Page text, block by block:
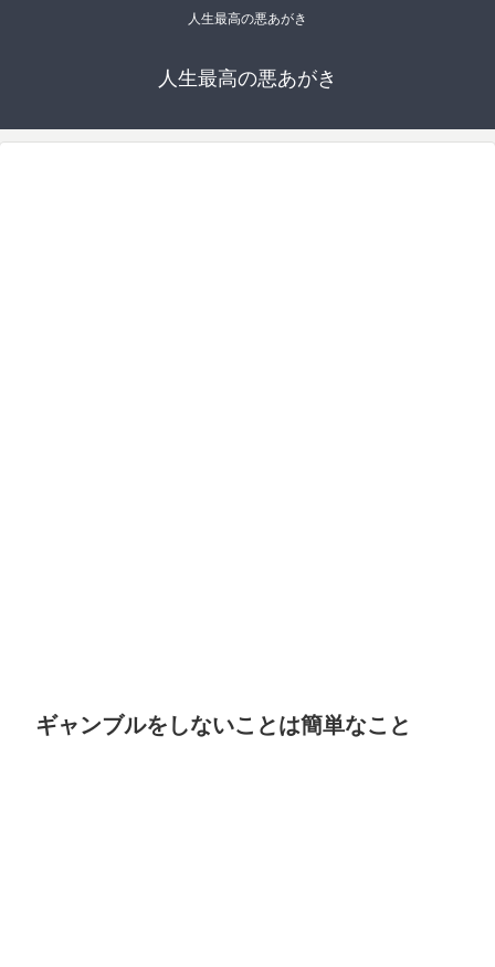
人生最高の悪あがき
人生最高の悪あがき
ギャンブルをしないことは簡単なこと